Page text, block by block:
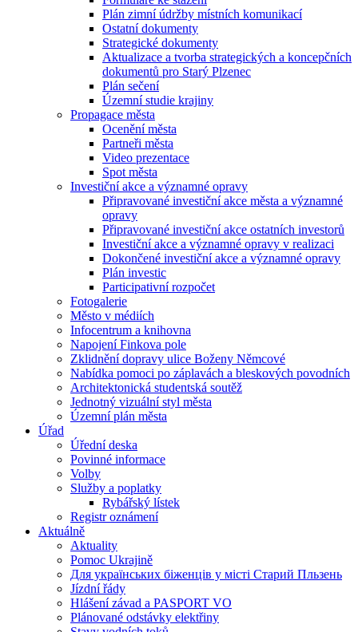
Plán zimní údržby místních komunikací
Ostatní dokumenty
Strategické dokumenty
Aktualizace a tvorba strategických a koncepčních
dokumentů pro Starý Plzenec
Plán sečení
Územní studie krajiny
Propagace města
Ocenění města
Partneři města
Video prezentace
Spot města
Investiční akce a významné opravy
Připravované investiční akce města a významné
opravy
Připravované investiční akce ostatních investorů
Investiční akce a významné opravy v realizaci
Dokončené investiční akce a významné opravy
Plán investic
Participativní rozpočet
Fotogalerie
Město v médiích
Infocentrum a knihovna
Napojení Finkova pole
Zklidnění dopravy ulice Boženy Němcové
Nabídka pomoci po záplavách a bleskových povodních
Architektonická studentská soutěž
Jednotný vizuální styl města
Územní plán města
Úřad
Úřední deska
Povinné informace
Volby
Služby a poplatky
Rybářský lístek
Registr oznámení
Aktuálně
Aktuality
Pomoc Ukrajině
Для українських біженців у місті Старий Пльзень
Jízdní řády
Hlášení závad a PASPORT VO
Plánované odstávky elektřiny